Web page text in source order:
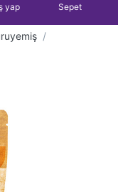
yap Sepet